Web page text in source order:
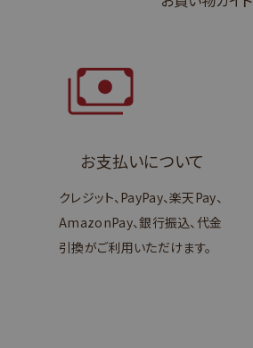
お支払いについて
クレジット、PayPay、楽天Pay、
AmazonPay、銀行振込、代金
引換がご利用いただけます。